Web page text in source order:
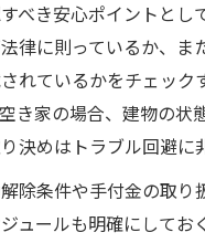
べき安心ポイントとし
律に則っているか、ま
れているかをチェック
き家の場合、建物の状
決めはトラブル回避に
除条件や手付金の取り
ュールも明確にしてお